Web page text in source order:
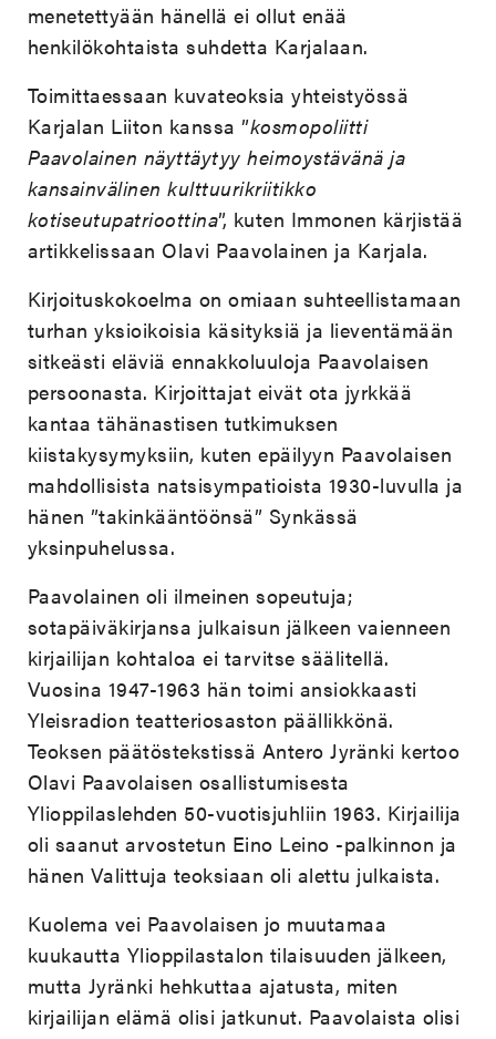
menetettyään hänellä ei ollut enää
henkilökohtaista suhdetta Karjalaan.
Toimittaessaan kuvateoksia yhteistyössä
Karjalan Liiton kanssa ”kosmopoliitti
Paavolainen näyttäytyy heimoystävänä ja
kansainvälinen kulttuurikriitikko
kotiseutupatrioottina”, kuten Immonen kärjistää
artikkelissaan Olavi Paavolainen ja Karjala.
Kirjoituskokoelma on omiaan suhteellistamaan
turhan yksioikoisia käsityksiä ja lieventämään
sitkeästi eläviä ennakkoluuloja Paavolaisen
persoonasta. Kirjoittajat eivät ota jyrkkää
kantaa tähänastisen tutkimuksen
kiistakysymyksiin, kuten epäilyyn Paavolaisen
mahdollisista natsisympatioista 1930-luvulla ja
hänen ”takinkääntöönsä” Synkässä
yksinpuhelussa.
Paavolainen oli ilmeinen sopeutuja;
sotapäiväkirjansa julkaisun jälkeen vaienneen
kirjailijan kohtaloa ei tarvitse säälitellä.
Vuosina 1947-1963 hän toimi ansiokkaasti
Yleisradion teatteriosaston päällikkönä.
Teoksen päätöstekstissä Antero Jyränki kertoo
Olavi Paavolaisen osallistumisesta
Ylioppilaslehden 50-vuotisjuhliin 1963. Kirjailija
oli saanut arvostetun Eino Leino -palkinnon ja
hänen Valittuja teoksiaan oli alettu julkaista.
Kuolema vei Paavolaisen jo muutamaa
kuukautta Ylioppilastalon tilaisuuden jälkeen,
mutta Jyränki hehkuttaa ajatusta, miten
kirjailijan elämä olisi jatkunut. Paavolaista olisi